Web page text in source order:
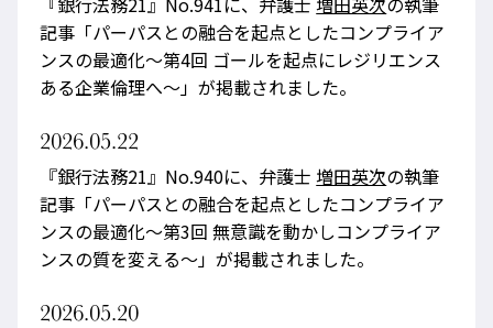
記事「パーパスとの融合を起点としたコンプライア
ンスの最適化～第4回 ゴールを起点にレジリエンス
ある企業倫理へ～」が掲載されました。
2026.05.22
『銀行法務21』No.940に、弁護士増田英次の執筆
記事「パーパスとの融合を起点としたコンプライア
ンスの最適化～第3回 無意識を動かしコンプライア
ンスの質を変える～」が掲載されました。
2026.05.20